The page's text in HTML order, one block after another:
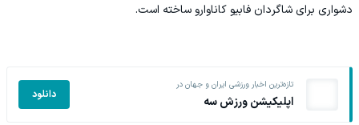
دشواری برای شاگردان فابیو کاناوارو ساخته است.
تازه‌ترین اخبار ورزشی ایران و جهان در
اپلیکیشن ورزش سه دانلود